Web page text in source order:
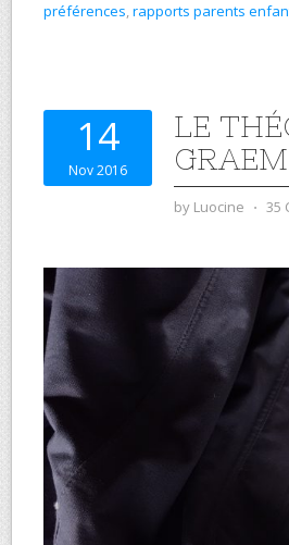
préférences,rapports parents
14
Nov 2016
LE
by Luocine ⋅ 35